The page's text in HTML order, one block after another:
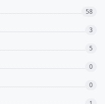
58
3
5
0
0